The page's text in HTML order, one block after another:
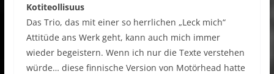
Kotiteollisuus
Das Trio, das mit einer so herrlichen „Leck mich“
Attitüde ans Werk geht, kann auch mich immer
wieder begeistern. Wenn ich nur die Texte verstehen
würde… diese finnische Version von Motörhead hatte